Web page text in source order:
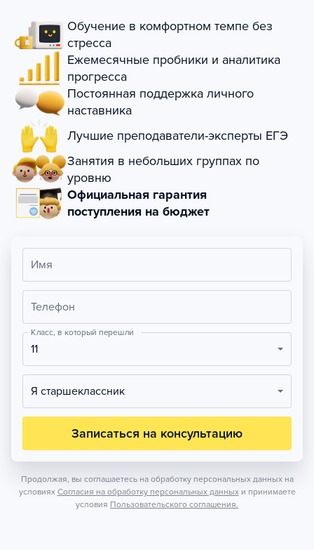
Обучение в комфортном темпе без
стресса
Ежемесячные пробники и аналитика
прогресса
Постоянная поддержка личного
наставника
Лучшие преподаватели-эксперты ЕГЭ
Занятия в небольших группах по
уровню
Официальная гарантия
поступления на бюджет
Имя
Телефон
Класс, в который перешли
11
Я старшеклассник
Записаться на консультацию
Продолжая, вы соглашаетесь на обработку персональных данных на
условиях Согласия на обработку персональных данных и принимаете
условия Пользовательского соглашения.